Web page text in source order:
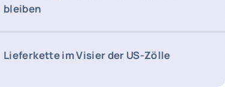
bleiben
Lieferkette im Visier der US-Zölle